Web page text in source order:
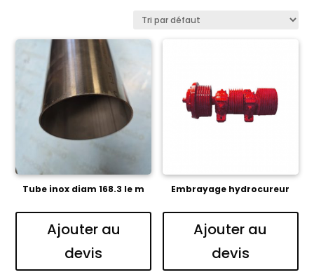
Tube inox diam 168.3 le m
Ajouter au
devis
Embrayage hydrocureur
Ajouter au
devis